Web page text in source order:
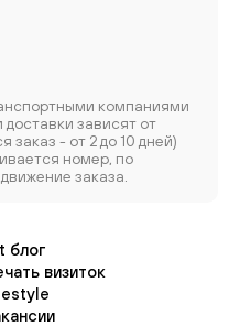
компаниями
зависят от
заказ - от 2 до 10 дней)
номер, по
заказа.
блог
визиток